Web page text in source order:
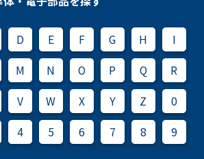
D E F G H
I
M N O P Q
R
V W X Y Z
0
4 5 6 7 8
9